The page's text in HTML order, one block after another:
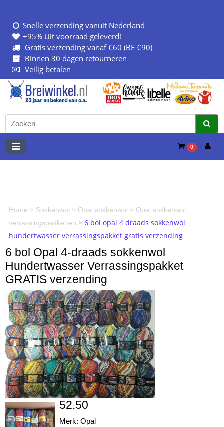
Snelle verzending vanuit Nederland
+95% Uit voorraad geleverd!
Gratis verzending vanaf €60 (BE €90)
Binnen 30 dagen retourneren
Veilig betalen
0
Home > Sokkenwol > Opal sokkenwol > Opal sokkenwol
verrassingspakketten > 6 bol opal 4 draads sokkenwol
hundertwasser verrassingspakket gratis verzending
6 bol Opal 4-draads sokkenwol
Hundertwasser Verrassingspakket
GRATIS verzending
52.50
Merk: Opal